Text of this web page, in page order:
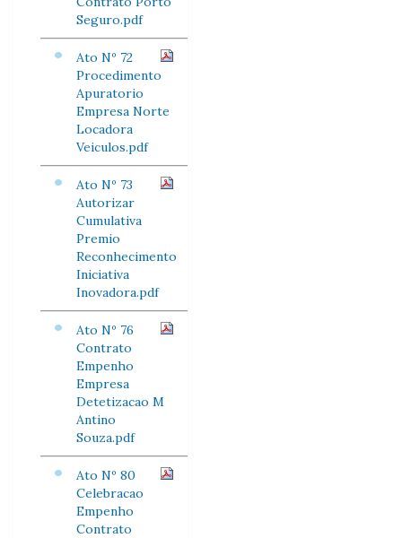
Seguro.pdf
Ato Nº 72
Procedimento
Apuratorio
Empresa Norte
Locadora
Veiculos.pdf
Ato Nº 73
Autorizar
Cumulativa
Premio
Reconhecimento
Iniciativa
Inovadora.pdf
Ato Nº 76
Contrato
Empenho
Empresa
Detetizacao M
Antino
Souza.pdf
Ato Nº 80
Celebracao
Empenho
Contrato